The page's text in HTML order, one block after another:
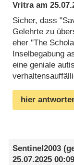
Vritraam
Sicher, dass
Gelehrte zu
eher "The
Inselbegabung
eine geniale
hier
Sentinel2003
25.07.2025 00:09